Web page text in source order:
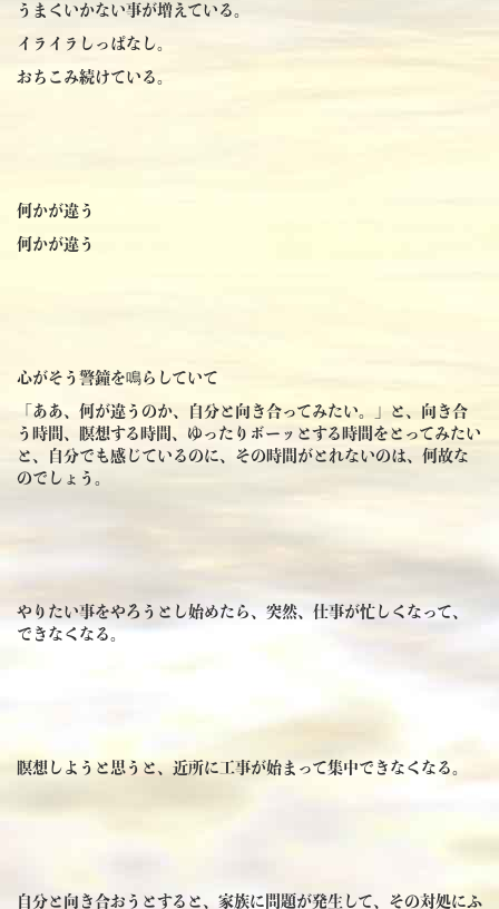
うまくいかない事が増えている。
イライラしっぱなし。
おちこみ続けている。
何かが違う
何かが違う
心がそう警鐘を鳴らしていて
「ああ、何が違うのか、自分と向き合ってみたい。」と、向き合
う時間、瞑想する時間、ゆったりボーッとする時間をとってみたい
と、自分でも感じているのに、その時間がとれないのは、何故な
のでしょう。
やりたい事をやろうとし始めたら、突然、仕事が忙しくなって、
できなくなる。
瞑想しようと思うと、近所に工事が始まって集中できなくなる。
自分と向き合おうとすると、家族に問題が発生して、その対処にふ